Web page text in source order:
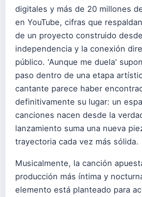
digitales y más de 20 millones
en YouTube, cifras que
de un proyecto construido
independencia y la conexión
público. 'Aunque me duela'
paso dentro de una etapa
cantante parece haber
definitivamente su lugar: un
canciones nacen desde la
lanzamiento suma una nueva
trayectoria cada vez más sólida.
Musicalmente, la canción
producción más íntima y
elemento está planteado para